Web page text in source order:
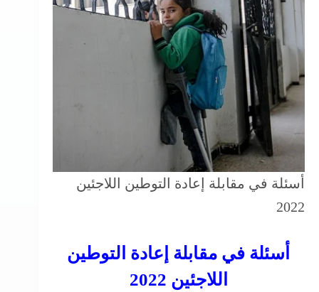
أسئلة في مقابلة إعادة التوطين اللاجئين
2022
أسئلة في مقابلة إعادة التوطين
اللاجئين 2022